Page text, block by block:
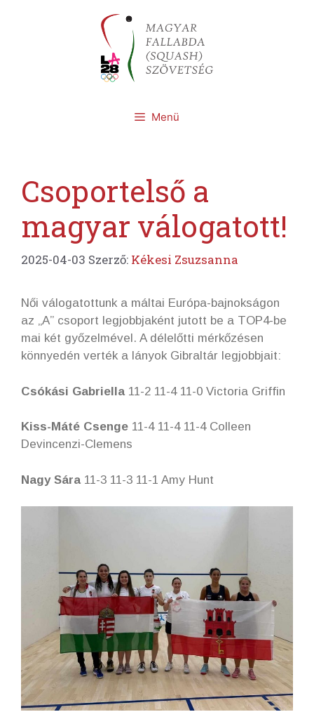
Menü
Csoportelső a
magyar válogatott!
2025-04-03 Szerző: Kékesi Zsuzsanna
Női válogatottunk a máltai Európa-bajnokságon
az „A” csoport legjobbjaként jutott be a TOP4-be
mai két győzelmével. A délelőtti mérkőzésen
könnyedén verték a lányok Gibraltár legjobbjait:
Csókási Gabriella 11-2 11-4 11-0 Victoria Griffin
Kiss-Máté Csenge 11-4 11-4 11-4 Colleen
Devincenzi-Clemens
Nagy Sára 11-3 11-3 11-1 Amy Hunt